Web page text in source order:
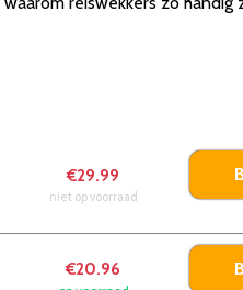
€29.99
niet op voorraad
€20.96